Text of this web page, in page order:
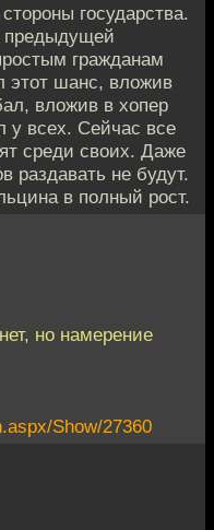
государства.
предыдущей
гражданам
этот шанс, вложив
вложив в хопер
у всех. Сейчас все
среди своих. Даже
раздавать не будут.
в полный рост.
но намерение
Show/27360